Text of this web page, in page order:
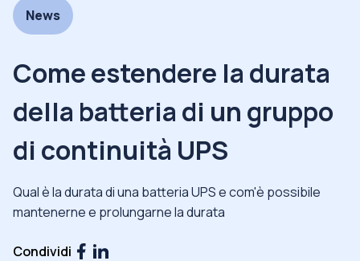
News
Come estendere la durata
della batteria di un gruppo
di continuità UPS
Qual è la durata di una batteria UPS e com'è possibile
mantenerne e prolungarne la durata
Condividi